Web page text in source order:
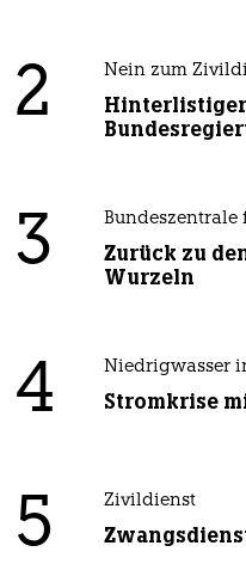
2 Nein zum
3
Zurück zu
Wurzeln
4 Niedrigwasser
Stromkrise
5 Zivildienst